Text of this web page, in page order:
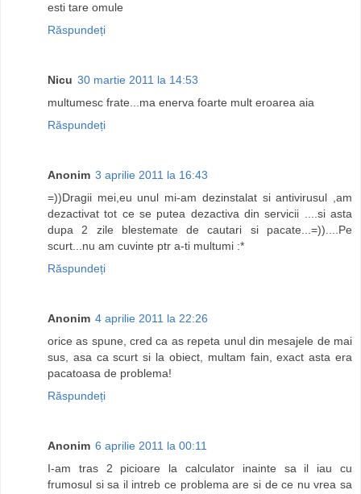
esti tare omule
Răspundeți
Nicu 30 martie 2011 la 14:53
multumesc frate...ma enerva foarte mult eroarea aia
Răspundeți
Anonim 3 aprilie 2011 la 16:43
=))Dragii mei,eu unul mi-am dezinstalat si antivirusul ,am
dezactivat tot ce se putea dezactiva din servicii ....si asta
dupa 2 zile blestemate de cautari si pacate...=))....Pe
scurt...nu am cuvinte ptr a-ti multumi :*
Răspundeți
Anonim 4 aprilie 2011 la 22:26
orice as spune, cred ca as repeta unul din mesajele de mai
sus, asa ca scurt si la obiect, multam fain, exact asta era
pacatoasa de problema!
Răspundeți
Anonim 6 aprilie 2011 la 00:11
I-am tras 2 picioare la calculator inainte sa il iau cu
frumosul si sa il intreb ce problema are si de ce nu vrea sa